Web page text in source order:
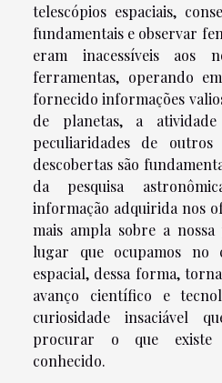
telescópios espaciais,
fundamentais e observar
eram inacessíveis aos
ferramentas, operando
fornecido informações
de planetas, a
peculiaridades de outros
descobertas são
da pesquisa
informação adquirida nos
mais ampla sobre a
lugar que ocupamos no
espacial, dessa forma,
avanço científico e
curiosidade insaciável
procurar o que
conhecido.